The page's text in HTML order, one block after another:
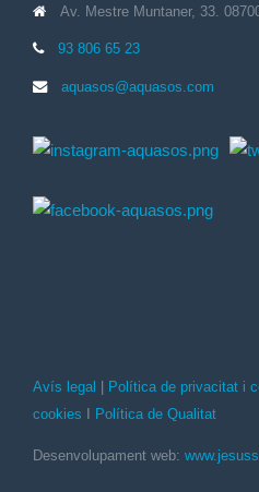
Av. Mestre Muntaner, 33.
93 806 65 23
aquasos@aquasos.com
Avís legal Política de privacitat i
cookies
Política de Qualitat
Desenvolupament web: